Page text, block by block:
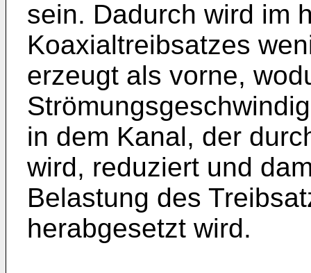
sein. Dadurch wird im
Koaxialtreibsatzes
erzeugt als vorne,
in dem Kanal, der
wird, reduziert und
Belastung des
herabgesetzt wird.